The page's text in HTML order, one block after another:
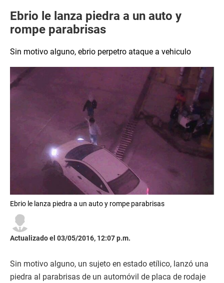
Ebrio le lanza piedra a un auto y
rompe parabrisas
​Sin motivo alguno, ebrio perpetro ataque a vehiculo
Ebrio le lanza piedra a un auto y rompe parabrisas
Actualizado el 03/05/2016, 12:07 p.m.
Sin motivo alguno, un sujeto en estado etílico, lanzó una
piedra al parabrisas de un automóvil de placa de rodaje